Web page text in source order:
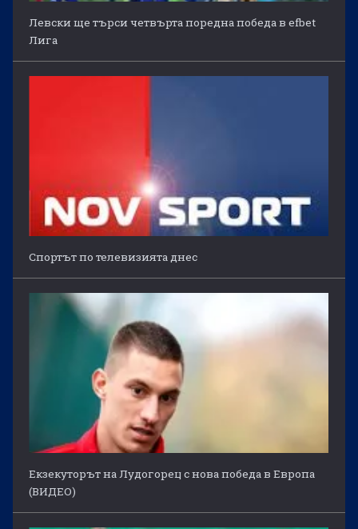
Левски ще търси четвърта поредна победа в efbet
Лига
Спортът по телевизията днес
Екзекуторът на Лудогорец с нова победа в Европа
(ВИДЕО)